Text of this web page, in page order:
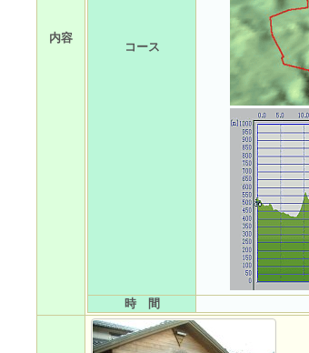
内容
コース
時 間